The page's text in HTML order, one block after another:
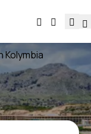
Kolymbia